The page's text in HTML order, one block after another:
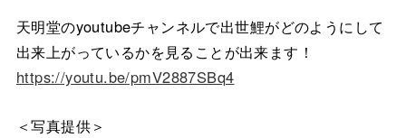
天明堂のyoutubeチャンネルで出世鯉がどのようにして
出来上がっているかを見ることが出来ます！
https://youtu.be/pmV2887SBq4
＜写真提供＞